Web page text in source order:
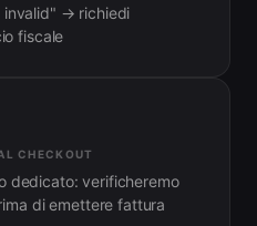
invalid" → richiedi
fiscale
CHECKOUT
dedicato: verificheremo
di emettere fattura